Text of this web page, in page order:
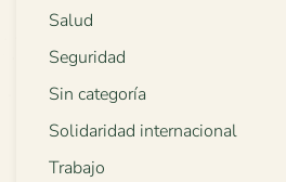
Salud
Seguridad
Sin categoría
Solidaridad internacional
Trabajo